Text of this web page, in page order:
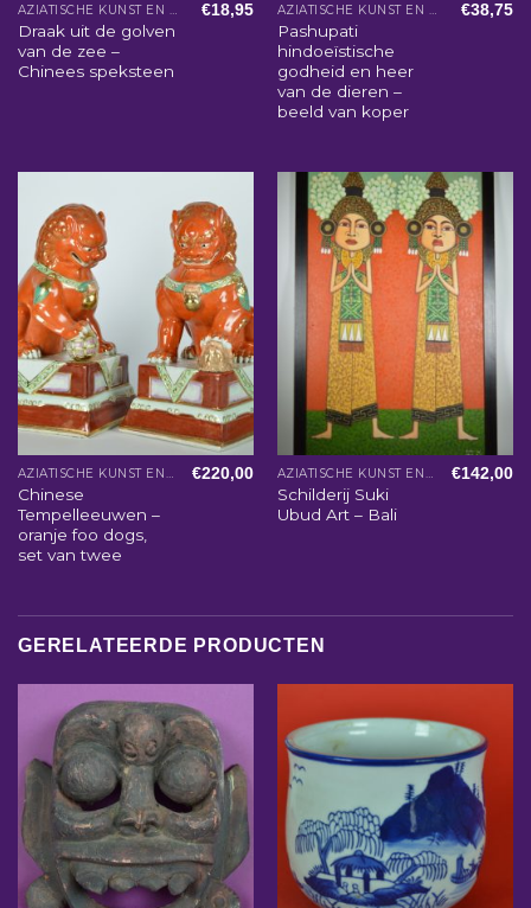
AZIATISCHE KUNST EN WOONACCESSOIRES
Draak uit de golven
van de zee –
Chinees speksteen
€18,95 AZIATISCHE KUNST EN WOONACCESSOIRES
Pashupati
hindoeïstische
godheid en heer
van de dieren –
beeld van koper
€38,75
AZIATISCHE KUNST EN WOONACCESSOIRES
Chinese
Tempelleeuwen –
oranje foo dogs,
set van twee
€220,00 AZIATISCHE KUNST EN WOONACCESSOIRES
Schilderij Suki
Ubud Art – Bali
€142,00
GERELATEERDE PRODUCTEN